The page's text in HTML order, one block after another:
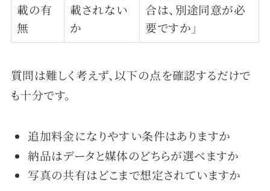
載の有
無
載されない
か
合は、別途同意が必
要ですか」
質問は難しく考えず、以下の点を確認するだけで
も十分です。
追加料金になりやすい条件はありますか
納品はデータと媒体のどちらが選べますか
写真の共有はどこまで想定されていますか